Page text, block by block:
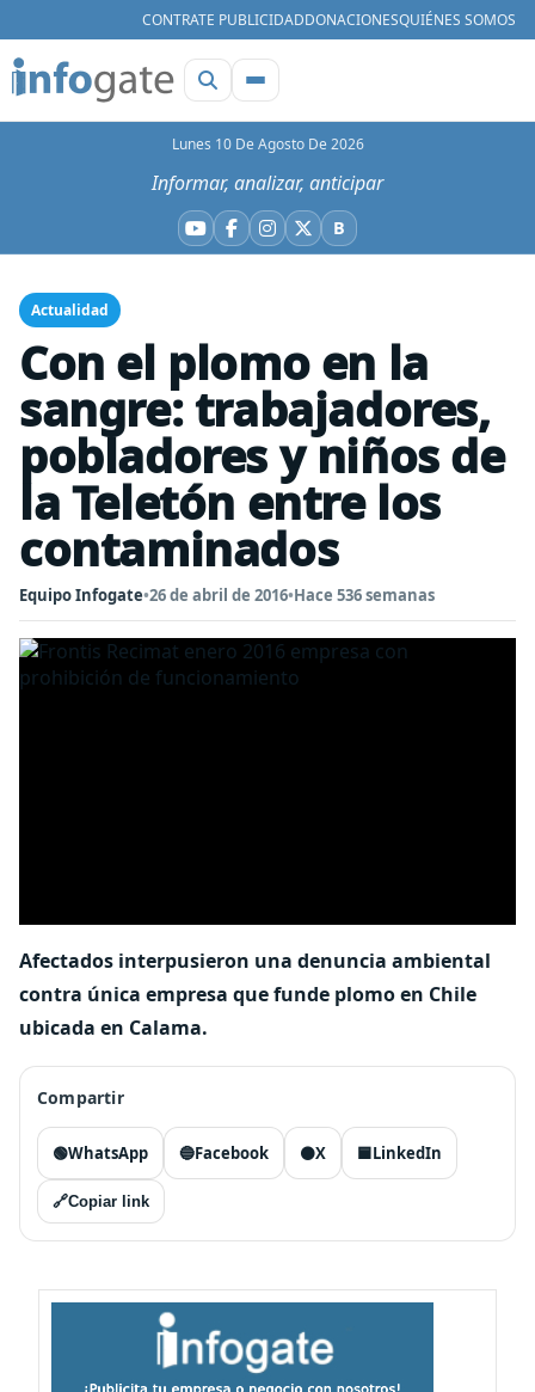
CONTRATE PUBLICIDADDONACIONESQUIÉNES SOMOS
Lunes 10 De Agosto De 2026
Informar, analizar, anticipar
YouTube
Facebook
Instagram
X BBluesky
Actualidad
Con el plomo en la
sangre: trabajadores,
pobladores y niños de
la Teletón entre los
contaminados
Equipo Infogate•26 de abril de 2016•Hace 536 semanas
Afectados interpusieron una denuncia ambiental
contra única empresa que funde plomo en Chile
ubicada en Calama.
Compartir
🟢WhatsApp 🔵Facebook ⚫X 🟦LinkedIn
🔗Copiar link